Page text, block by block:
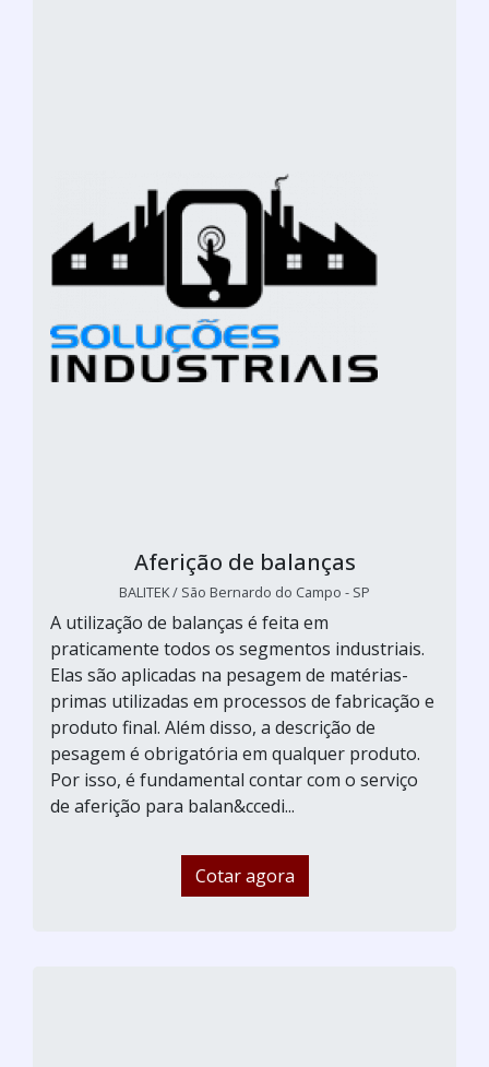
Aferição de balanças
BALITEK / São Bernardo do Campo - SP
A utilização de balanças é feita em
praticamente todos os segmentos industriais.
Elas são aplicadas na pesagem de matérias-
primas utilizadas em processos de fabricação e
produto final. Além disso, a descrição de
pesagem é obrigatória em qualquer produto.
Por isso, é fundamental contar com o serviço
de aferição para balan&ccedi...
Cotar agora